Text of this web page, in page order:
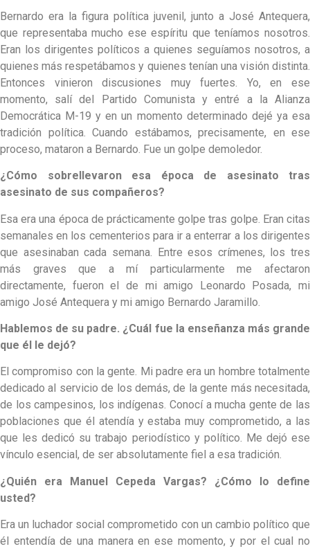
Bernardo era la figura política juvenil, junto a José Antequera,
que representaba mucho ese espíritu que teníamos nosotros.
Eran los dirigentes políticos a quienes seguíamos nosotros, a
quienes más respetábamos y quienes tenían una visión distinta.
Entonces vinieron discusiones muy fuertes. Yo, en ese
momento, salí del Partido Comunista y entré a la Alianza
Democrática M-19 y en un momento determinado dejé ya esa
tradición política. Cuando estábamos, precisamente, en ese
proceso, mataron a Bernardo. Fue un golpe demoledor.
¿Cómo sobrellevaron esa época de asesinato tras
asesinato de sus compañeros?
Esa era una época de prácticamente golpe tras golpe. Eran citas
semanales en los cementerios para ir a enterrar a los dirigentes
que asesinaban cada semana. Entre esos crímenes, los tres
más graves que a mí particularmente me afectaron
directamente, fueron el de mi amigo Leonardo Posada, mi
amigo José Antequera y mi amigo Bernardo Jaramillo.
Hablemos de su padre. ¿Cuál fue la enseñanza más grande
que él le dejó?
El compromiso con la gente. Mi padre era un hombre totalmente
dedicado al servicio de los demás, de la gente más necesitada,
de los campesinos, los indígenas. Conocí a mucha gente de las
poblaciones que él atendía y estaba muy comprometido, a las
que les dedicó su trabajo periodístico y político. Me dejó ese
vínculo esencial, de ser absolutamente fiel a esa tradición.
¿Quién era Manuel Cepeda Vargas? ¿Cómo lo define
usted?
Era un luchador social comprometido con un cambio político que
él entendía de una manera en ese momento, y por el cual no